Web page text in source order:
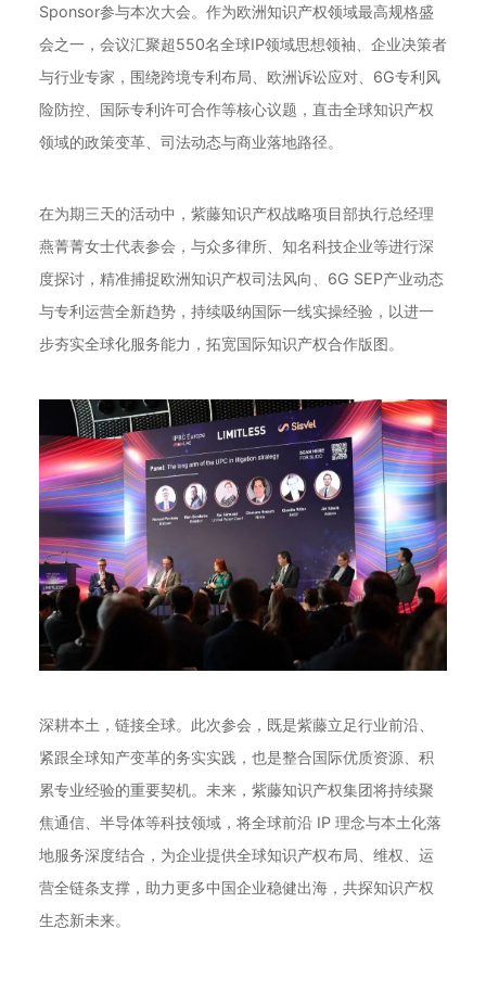
Sponsor参与本次大会。作为欧洲知识产权领域最高规格盛
会之一，会议汇聚超550名全球IP领域思想领袖、企业决策者
与行业专家，围绕跨境专利布局、欧洲诉讼应对、6G专利风
险防控、国际专利许可合作等核心议题，直击全球知识产权
领域的政策变革、司法动态与商业落地路径。
在为期三天的活动中，紫藤知识产权战略项目部执行总经理
燕菁菁女士代表参会，与众多律所、知名科技企业等进行深
度探讨，精准捕捉欧洲知识产权司法风向、6G SEP产业动态
与专利运营全新趋势，持续吸纳国际一线实操经验，以进一
步夯实全球化服务能力，拓宽国际知识产权合作版图。
深耕本土，链接全球。此次参会，既是紫藤立足行业前沿、
紧跟全球知产变革的务实实践，也是整合国际优质资源、积
累专业经验的重要契机。未来，紫藤知识产权集团将持续聚
焦通信、半导体等科技领域，将全球前沿 IP 理念与本土化落
地服务深度结合，为企业提供全球知识产权布局、维权、运
营全链条支撑，助力更多中国企业稳健出海，共探知识产权
生态新未来。